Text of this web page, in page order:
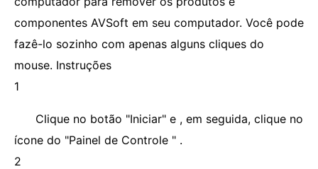
componentes AVSoft em seu computador. Você pode
fazê-lo sozinho com apenas alguns cliques do
mouse. Instruções
1
Clique no botão "Iniciar" e , em seguida, clique no
ícone do "Painel de Controle " .
2